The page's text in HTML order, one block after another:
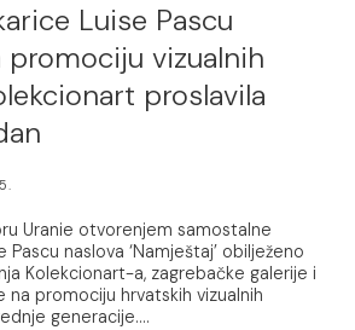
Luise Pascu
promociju vizualnih
proslavila
Uranie otvorenjem samostalne
Pascu naslova ‘Namještaj’ obilježeno
Kolekcionart-a, zagrebačke galerije i
promociju hrvatskih vizualnih
generacije....